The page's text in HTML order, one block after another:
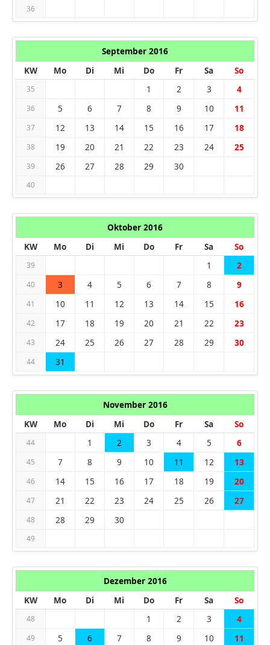
36
September 2016
KW
Mo Di Mi Do Fr Sa So
35 1 2 3 4
36 5 6 7 8 9 10 11
37 12 13 14 15 16 17 18
38 19 20 21 22 23 24 25
39 26 27 28 29 30
40
Oktober 2016
KW
Mo Di Mi Do Fr Sa So
39 1 2
40 3 4 5 6 7 8 9
41 10 11 12 13 14 15 16
42 17 18 19 20 21 22 23
43 24 25 26 27 28 29 30
44 31
November 2016
KW
Mo Di Mi Do Fr Sa So
44 1 2 3 4 5 6
45 7 8 9 10 11 12 13
46 14 15 16 17 18 19 20
47 21 22 23 24 25 26 27
48 28 29 30
49
Dezember 2016
KW
Mo Di Mi Do Fr Sa So
48 1 2 3 4
49 5 6 7 8 9 10 11